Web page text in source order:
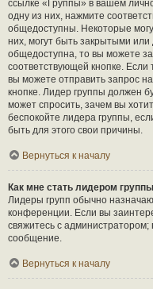
ссылке «Группы» в вашем
одну из них, нажмите
общедоступны. Некоторые
них, могут быть закрытыми
общедоступна, то вы можете
соответствующей кнопке. Если
вы можете отправить запрос
кнопке. Лидер группы должен
может спросить, зачем вы
беспокойте лидера группы,
быть для этого свои причины.
Вернуться к началу
Как мне стать лидером
Лидеры групп обычно
конференции. Если вы
свяжитесь с
сообщение.
Вернуться к началу